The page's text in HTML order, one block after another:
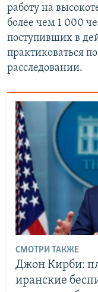
работу на
более чем 1 000
поступивших в
практиковаться
расследовании.
СМОТРИ ТАКЖЕ
Джон Кирби:
иранские